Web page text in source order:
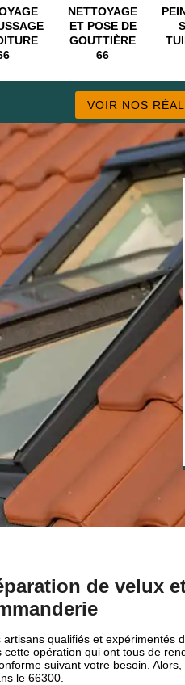
NETTOYAGE
ET POSE DE
GOUTTIÈRE
66
VOIR NOS
de velux
qualifiés et expérimentés
opération qui ont tous de
suivant votre besoin.
le 66300.